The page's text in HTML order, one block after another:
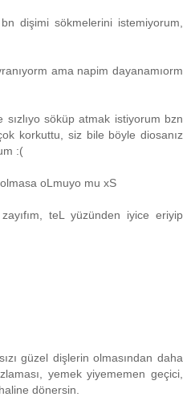
dişimi sökmelerini istemiyorum,
ama napim dayanamıorm
sızlıyo söküp atmak istiyorum bzn
korkuttu, siz bile böyle diosanız
:(
oLmuyo mu xS
teL yüzünden iyice eriyip
güzel dişlerin olmasından daha
yemek yiyememen geçici,
dönersin.